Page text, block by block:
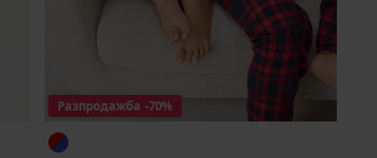
Разпродажба -70%